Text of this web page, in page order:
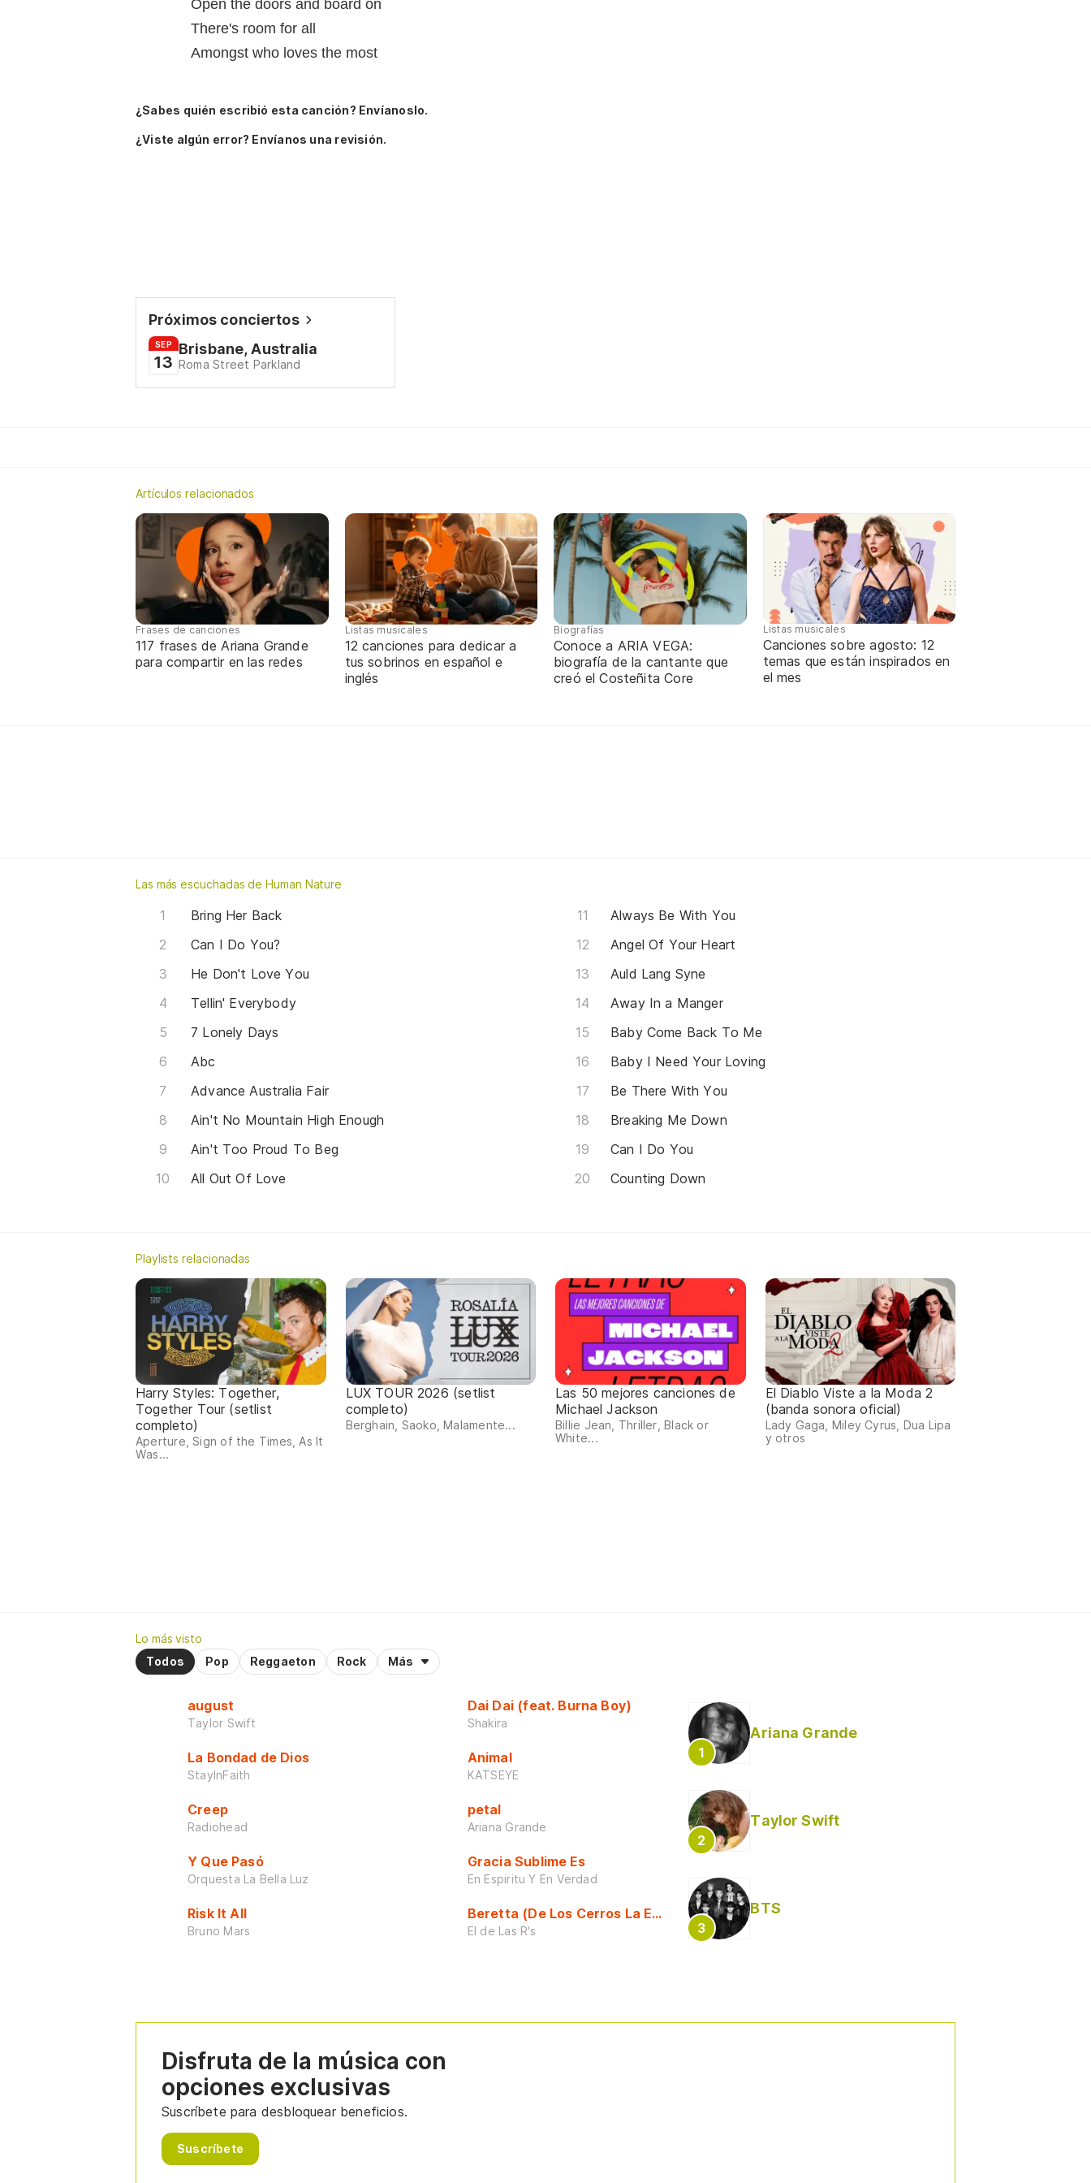
Open the doors and board on
There's room for all
Amongst who loves the most
¿Sabes quién escribió esta canción? Envíanoslo.
¿Viste algún error? Envíanos una revisión.
Próximos conciertos
SEP
13
Brisbane, Australia
Roma Street Parkland
Artículos relacionados
Frases de canciones
117 frases de Ariana Grande
para compartir en las redes
Listas musicales
12 canciones para dedicar a
tus sobrinos en español e
inglés
Biografías
Conoce a ARIA VEGA:
biografía de la cantante que
creó el Costeñita Core
Listas musicales
Canciones sobre agosto: 12
temas que están inspirados en
el mes
Las más escuchadas de Human Nature
Bring Her Back
Can I Do You?
He Don't Love You
Tellin' Everybody
7 Lonely Days
Abc
Advance Australia Fair
Ain't No Mountain High Enough
Ain't Too Proud To Beg
All Out Of Love
Always Be With You
Angel Of Your Heart
Auld Lang Syne
Away In a Manger
Baby Come Back To Me
Baby I Need Your Loving
Be There With You
Breaking Me Down
Can I Do You
Counting Down
Playlists relacionadas
Harry Styles: Together,
Together Tour (setlist
completo)
Aperture, Sign of the Times, As It
Was...
LUX TOUR 2026 (setlist
completo)
Berghain, Saoko, Malamente...
Las 50 mejores canciones de
Michael Jackson
Billie Jean, Thriller, Black or
White...
El Diablo Viste a la Moda 2
(banda sonora oficial)
Lady Gaga, Miley Cyrus, Dua Lipa
y otros
Lo más visto
Todos
Pop Reggaeton Rock Más
august
Taylor Swift
La Bondad de Dios
StayInFaith
Creep
Radiohead
Y Que Pasó
Orquesta La Bella Luz
Risk It All
Bruno Mars
Dai Dai (feat. Burna Boy)
Shakira
Animal
KATSEYE
petal
Ariana Grande
Gracia Sublime Es
En Espiritu Y En Verdad
Beretta (De Los Cerros La Escuela)
El de Las R's
Ariana Grande
Taylor Swift
BTS
Disfruta de la música con
opciones exclusivas
Suscríbete para desbloquear beneficios.
Suscríbete